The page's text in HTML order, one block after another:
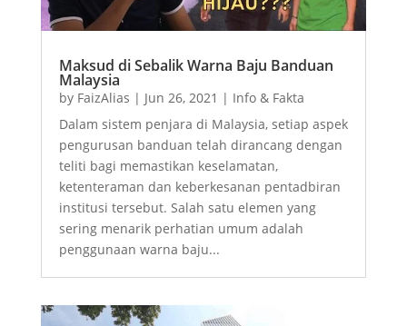
Maksud di Sebalik Warna Baju Banduan
Malaysia
by FaizAlias | Jun 26, 2021 | Info & Fakta
Dalam sistem penjara di Malaysia, setiap aspek
pengurusan banduan telah dirancang dengan
teliti bagi memastikan keselamatan,
ketenteraman dan keberkesanan pentadbiran
institusi tersebut. Salah satu elemen yang
sering menarik perhatian umum adalah
penggunaan warna baju...